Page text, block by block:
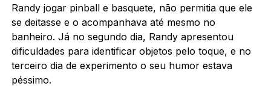
Randy jogar pinball e basquete, não permitia que ele
se deitasse e o acompanhava até mesmo no
banheiro. Já no segundo dia, Randy apresentou
dificuldades para identificar objetos pelo toque, e no
terceiro dia de experimento o seu humor estava
péssimo.